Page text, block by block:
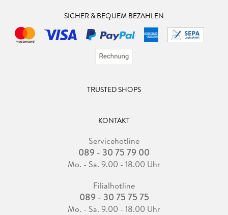
SICHER & BEQUEM BEZAHLEN
TRUSTED SHOPS
KONTAKT
Servicehotline
089 - 30 75 79 00
Mo. - Sa. 9.00 - 18.00 Uhr
Filialhotline
089 - 30 75 75 75
Mo. - Sa. 9.00 - 18.00 Uhr